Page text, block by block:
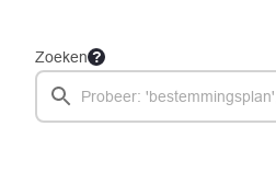
Zoeken